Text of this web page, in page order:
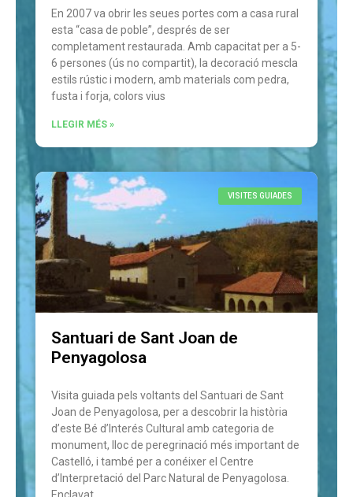
En 2007 va obrir les seues portes com a casa rural
esta “casa de poble”, després de ser
completament restaurada. Amb capacitat per a 5-
6 persones (ús no compartit), la decoració mescla
estils rústic i modern, amb materials com pedra,
fusta i forja, colors vius
LLEGIR MÉS »
VISITES GUIADES
Santuari de Sant Joan de
Penyagolosa
Visita guiada pels voltants del Santuari de Sant
Joan de Penyagolosa, per a descobrir la història
d’este Bé d’Interés Cultural amb categoria de
monument, lloc de peregrinació més important de
Castelló, i també per a conéixer el Centre
d’Interpretació del Parc Natural de Penyagolosa.